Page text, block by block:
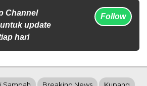
Channel
update
hari
Follow